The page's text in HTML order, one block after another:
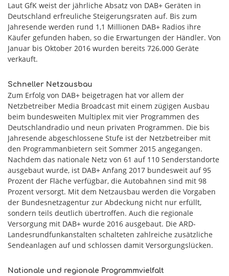
Laut GfK weist der jährliche Absatz von DAB+ Geräten in
Deutschland erfreuliche Steigerungsraten auf. Bis zum
Jahresende werden rund 1,1 Millionen DAB+ Radios ihre
Käufer gefunden haben, so die Erwartungen der Händler. Von
Januar bis Oktober 2016 wurden bereits 726.000 Geräte
verkauft.
Schneller Netzausbau
Zum Erfolg von DAB+ beigetragen hat vor allem der
Netzbetreiber Media Broadcast mit einem zügigen Ausbau
beim bundesweiten Multiplex mit vier Programmen des
Deutschlandradio und neun privaten Programmen. Die bis
Jahresende abgeschlossene Stufe ist der Netzbetreiber mit
den Programmanbietern seit Sommer 2015 angegangen.
Nachdem das nationale Netz von 61 auf 110 Senderstandorte
ausgebaut wurde, ist DAB+ Anfang 2017 bundesweit auf 95
Prozent der Fläche verfügbar, die Autobahnen sind mit 98
Prozent versorgt. Mit dem Netzausbau werden die Vorgaben
der Bundesnetzagentur zur Abdeckung nicht nur erfüllt,
sondern teils deutlich übertroffen. Auch die regionale
Versorgung mit DAB+ wurde 2016 ausgebaut. Die ARD-
Landesrundfunkanstalten schalteten zahlreiche zusätzliche
Sendeanlagen auf und schlossen damit Versorgungslücken.
Nationale und regionale Programmvielfalt